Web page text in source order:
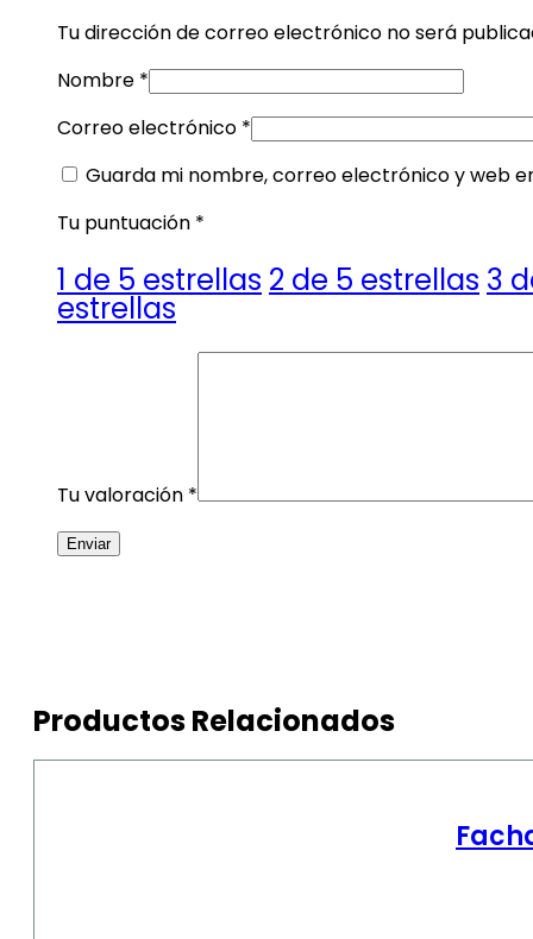
Tu dirección de correo electrónico no será
Nombre *
Correo electrónico *
Guarda mi nombre, correo electrónico y web
Tu puntuación *
1 de 5 estrellas 2 de 5 estrellas 3
estrellas
Tu valoración *
Productos Relacionados